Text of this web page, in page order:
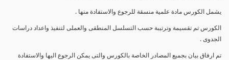
يشمل الكورس مادة علمية منسقة للرجوع والاستفادة منها .
الكورس تم تقسيمة وترتيبة حسب التسلسل المنطقى والعملى لتنفيذ واعداد دراسات
الجدوى .
تم ارفاق بيان بجميع المصادر الخاصة بالكورس والتى يمكن الرجوع اليها والاستفادة